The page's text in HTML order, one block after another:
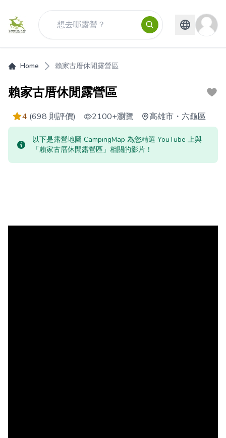
Home 賴家古厝休閒露營區
賴家古厝休閒露營區
4 (698 則評價) 2100+瀏覽 高雄市 ・ 六龜區
以下是露營地圖 CampingMap 為您精選 YouTube 上與
「賴家古厝休閒露營區」相關的影片！